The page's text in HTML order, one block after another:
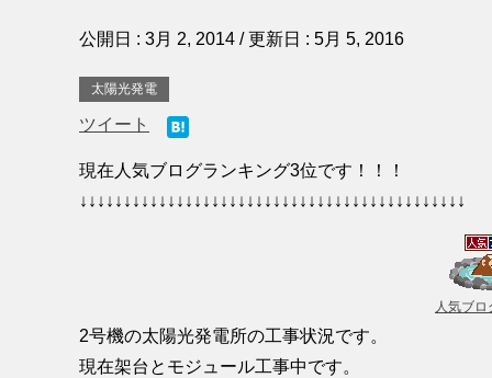
公開日 : 3月 2, 2014 / 更新日 : 5月 5, 2016
太陽光発電
ツイート
現在人気ブログランキング3位です！！！
↓↓↓↓↓↓↓↓↓↓↓↓↓↓↓↓↓↓↓↓↓↓↓↓↓↓↓↓↓↓↓↓↓↓↓↓↓↓↓↓↓↓↓↓
人気ブ
2号機の太陽光発電所の工事状況です。
現在架台とモジュール工事中です。